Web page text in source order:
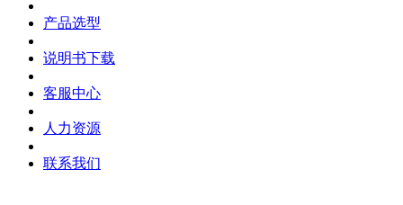
产品选型
说明书下载
客服中心
人力资源
联系我们